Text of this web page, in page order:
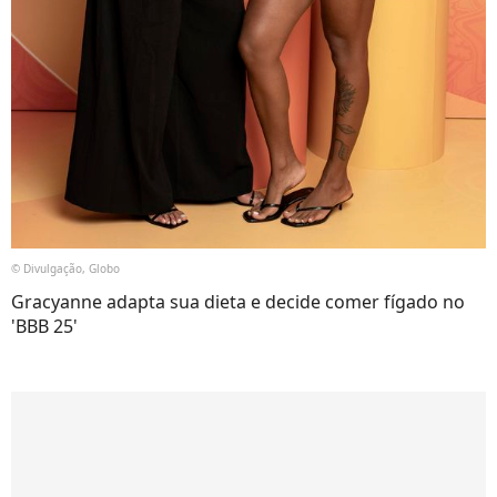
© Divulgação, Globo
Gracyanne adapta sua dieta e decide comer fígado no
'BBB 25'